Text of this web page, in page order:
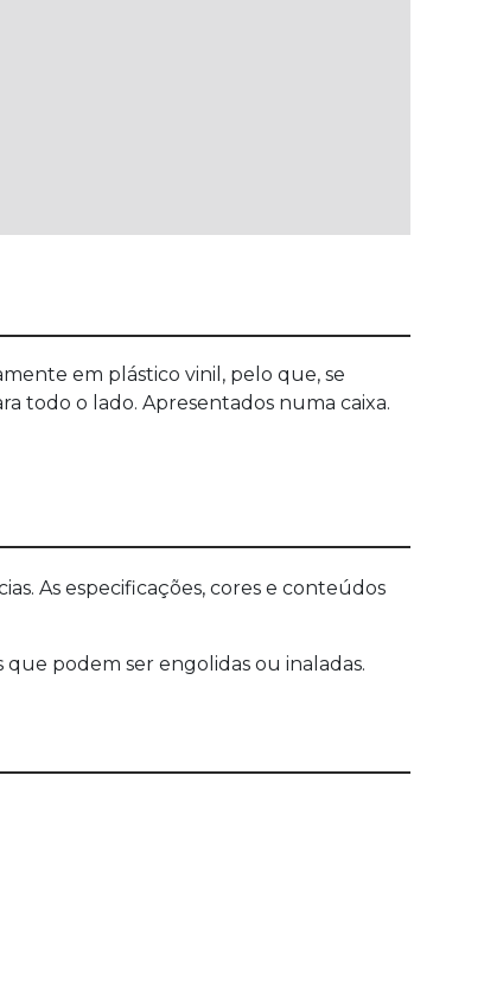
em plástico vinil, pelo que, se
todo o lado. Apresentados numa caixa.
As especificações, cores e conteúdos
que podem ser engolidas ou inaladas.